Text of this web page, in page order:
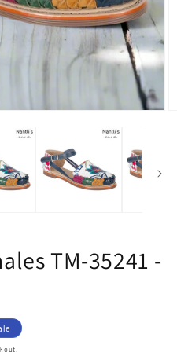
TM-35241 -